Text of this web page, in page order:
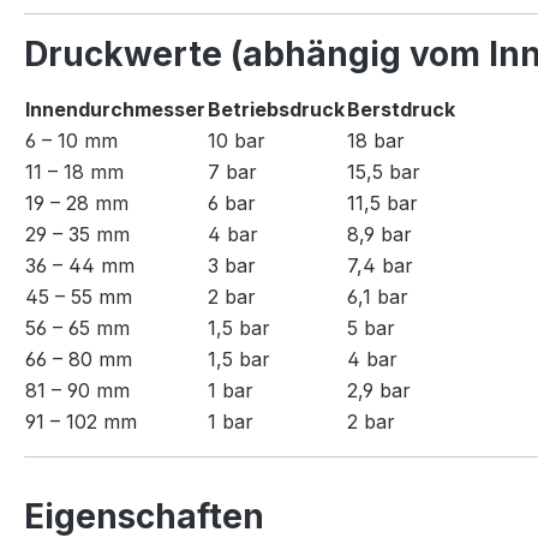
Druckwerte (abhängig vom
Innendurchmesser BetriebsdruckBerstdruck
6 – 10 mm
10 bar
18 bar
11 – 18 mm
7 bar
15,5 bar
19 – 28 mm
6 bar
11,5 bar
29 – 35 mm
4 bar
8,9 bar
36 – 44 mm
3 bar
7,4 bar
45 – 55 mm
2 bar
6,1 bar
56 – 65 mm
1,5 bar
5 bar
66 – 80 mm
1,5 bar
4 bar
81 – 90 mm
1 bar
2,9 bar
91 – 102 mm
1 bar 2 bar
Eigenschaften